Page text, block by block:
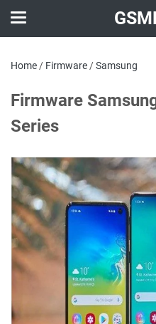
Home / Firmware /Samsung
Firmware
Series